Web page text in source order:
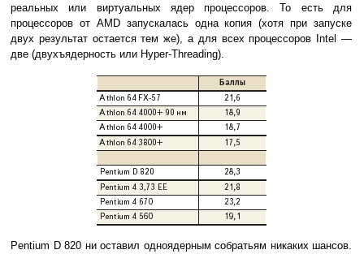
реальных или виртуальных ядер процессоров. То есть для
процессоров от AMD запускалась одна копия (хотя при запуске
двух результат остается тем же), а для всех процессоров Intel —
две (двухъядерность или Hyper-Threading).
Pentium D 820 ни оставил одноядерным собратьям никаких шансов.